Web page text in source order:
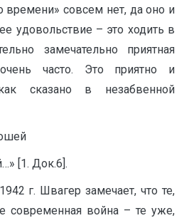
времени» совсем нет, да оно и
удовольствие – это ходить в
замечательно приятная
часто. Это приятно и
сказано в незабвенной
[1. Док.6].
г. Швагер замечает, что те,
современная война – те уже,